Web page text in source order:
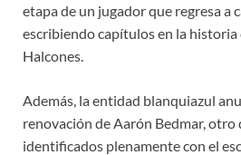
etapa de un jugador que regresa a
escribiendo capítulos en la historia
Halcones.
Además, la entidad blanquiazul
renovación de Aarón Bedmar, otro
identificados plenamente con el